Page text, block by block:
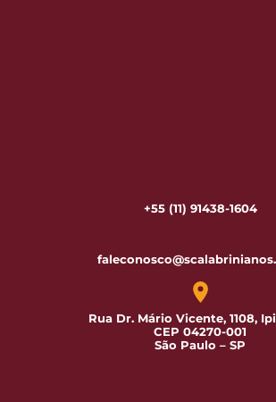
+55 (11) 91438-1604
Rua Dr. Mário Vicente, 1108,
CEP 04270-001
São Paulo – SP